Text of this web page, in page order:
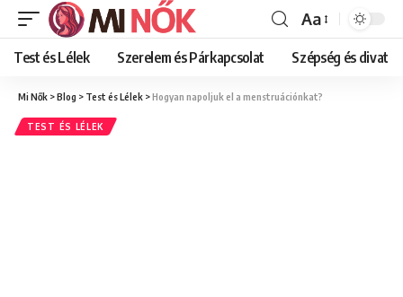
Font
Resizer
Aa
Test és Lélek Szerelem és Párkapcsolat Szépség és divat
Mi Nők >Blog > Test és Lélek >Hogyan napoljuk el a menstruációnkat?
TEST ÉS LÉLEK